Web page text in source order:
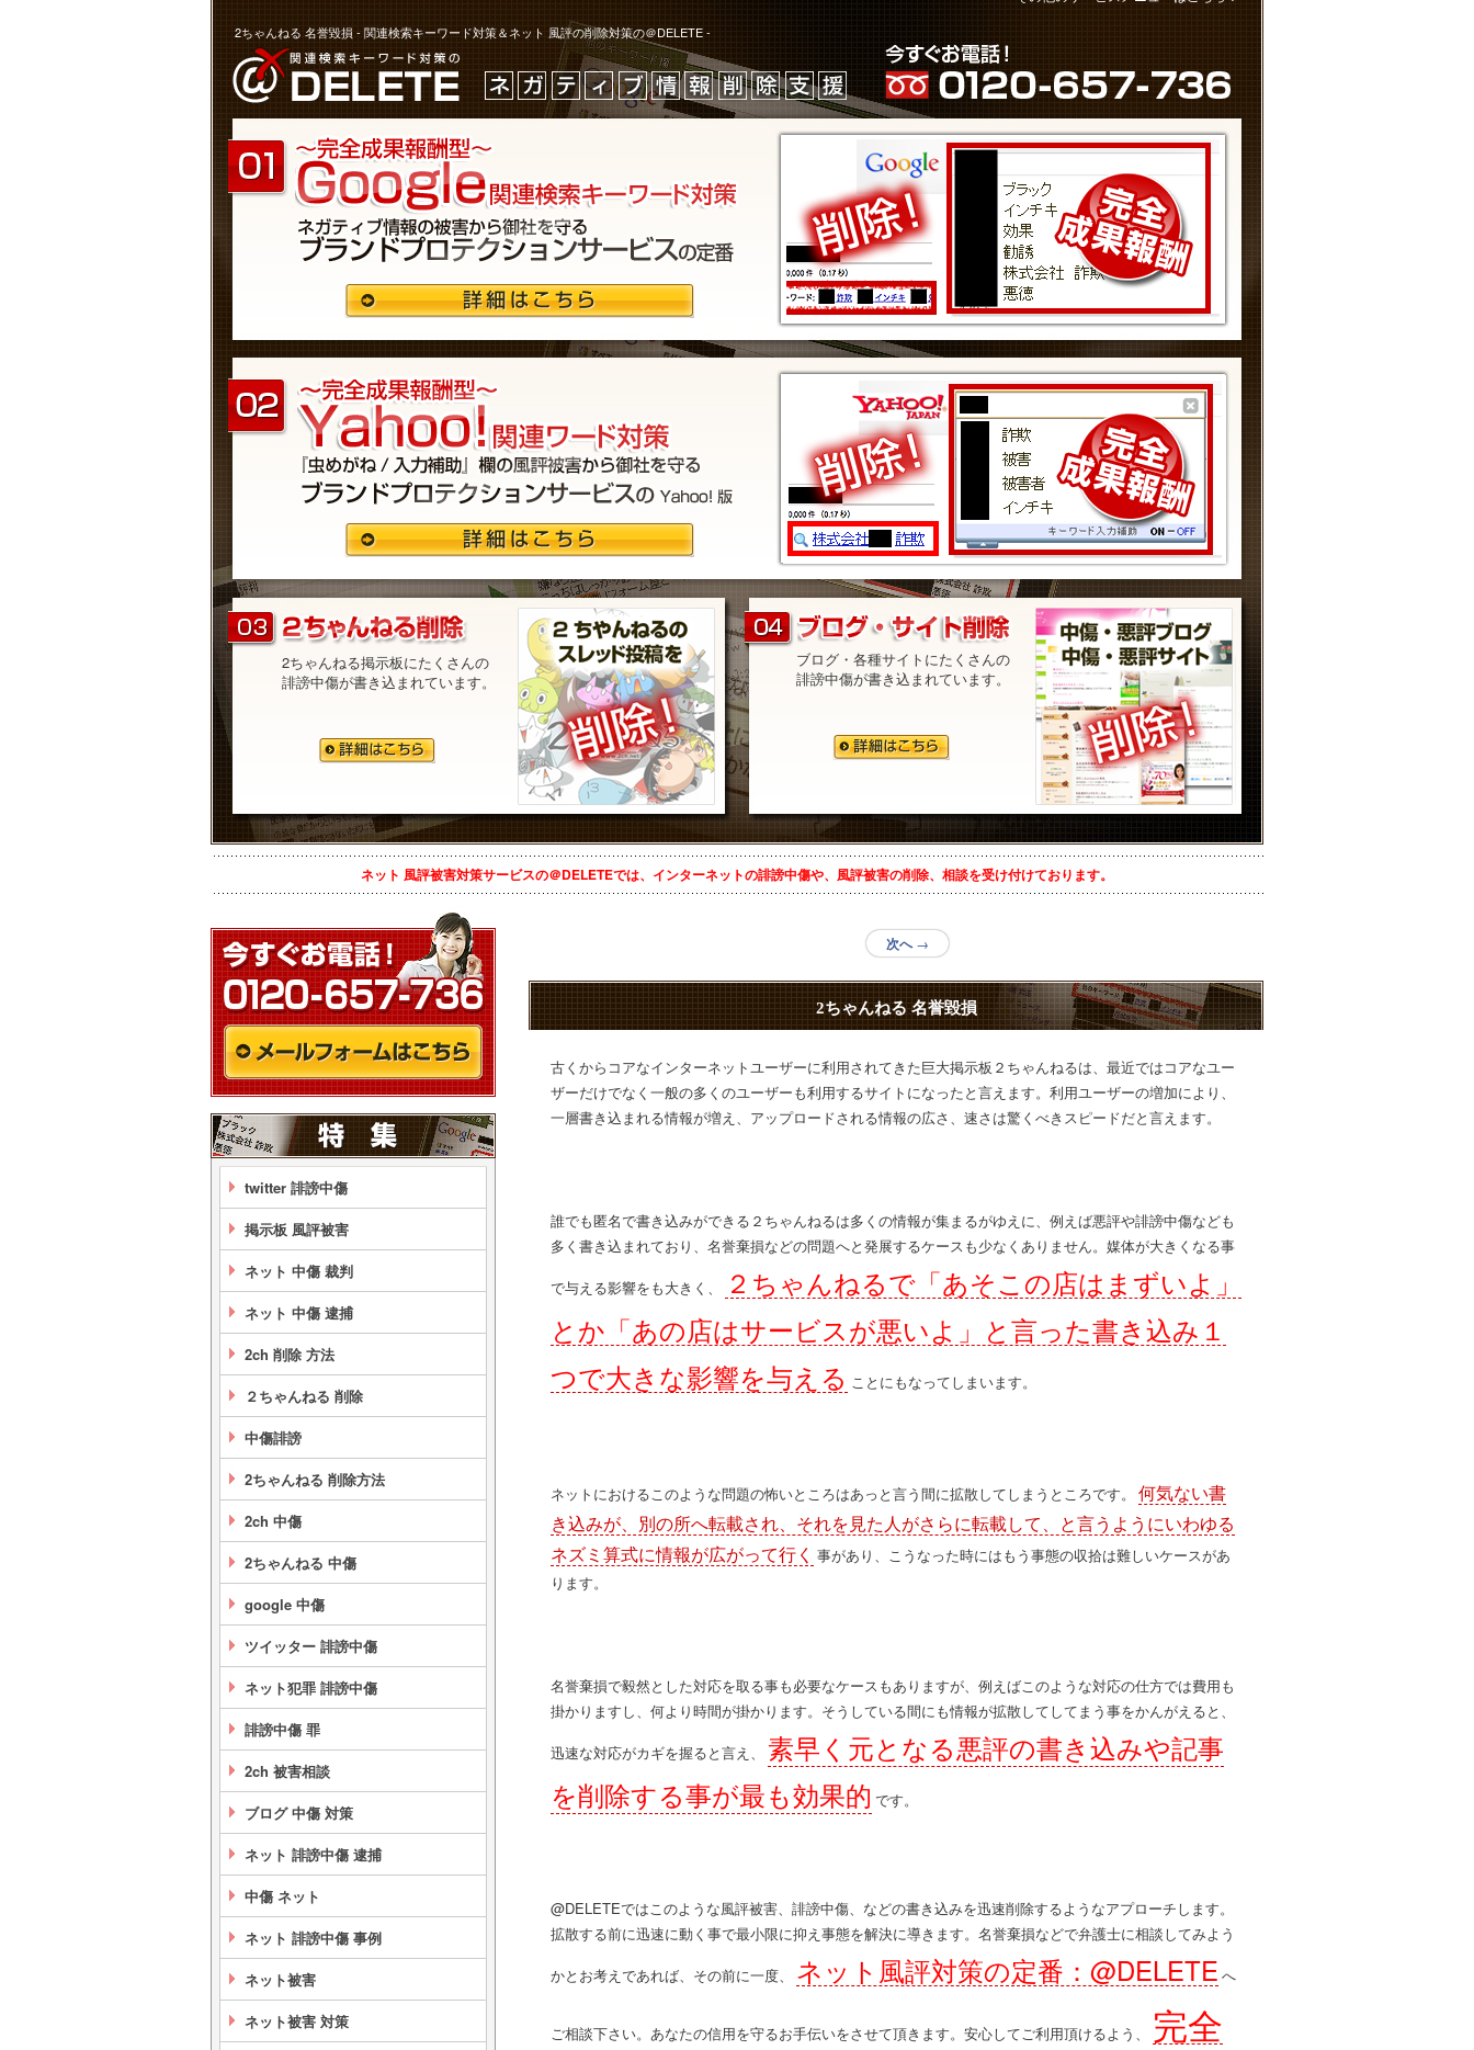
2ちゃんねる 名誉毀損 - 関連検索キーワード対策＆ネット 風評の削除対策の＠DELETE -
2ちゃんねる掲示板にたくさんの
誹謗中傷が書き込まれています。
ブログ・各種サイトにたくさんの
誹謗中傷が書き込まれています。
ネット 風評被害対策サービスの＠DELETEでは、インターネットの誹謗中傷や、風評被害の削除、相談を受け付けております。
次へ→
2ちゃんねる 名誉毀損
古くからコアなインターネットユーザーに利用されてきた巨大掲示板２ちゃんねるは、最近ではコアなユー
ザーだけでなく一般の多くのユーザーも利用するサイトになったと言えます。利用ユーザーの増加により、
一層書き込まれる情報が増え、アップロードされる情報の広さ、速さは驚くべきスピードだと言えます。
誰でも匿名で書き込みができる２ちゃんねるは多くの情報が集まるがゆえに、例えば悪評や誹謗中傷なども
多く書き込まれており、名誉棄損などの問題へと発展するケースも少なくありません。媒体が大きくなる事
で与える影響をも大きく、
２ちゃんねるで「あそこの店はまずいよ」
とか「あの店はサービスが悪いよ」と言った書き込み１
つで大きな影響を与える ことにもなってしまいます。
ネットにおけるこのような問題の怖いところはあっと言う間に拡散してしまうところです。
何気ない書
き込みが、別の所へ転載され、それを見た人がさらに転載して、と言うようにいわゆる
ネズミ算式に情報が広がって行く 事があり、こうなった時にはもう事態の収拾は難しいケースがあ
ります。
名誉棄損で毅然とした対応を取る事も必要なケースもありますが、例えばこのような対応の仕方では費用も
掛かりますし、何より時間が掛かります。そうしている間にも情報が拡散してしてまう事をかんがえると、
迅速な対応がカギを握ると言え、
素早く元となる悪評の書き込みや記事
を削除する事が最も効果的 です。
@DELETEではこのような風評被害、誹謗中傷、などの書き込みを迅速削除するようなアプローチします。
拡散する前に迅速に動く事で最小限に抑え事態を解決に導きます。名誉棄損などで弁護士に相談してみよう
かとお考えであれば、その前に一度、
ネット風評対策の定番：@DELETE へ
ご相談下さい。あなたの信用を守るお手伝いをさせて頂きます。安心してご利用頂けるよう、
完全
twitter 誹謗中傷
掲示板 風評被害
ネット 中傷 裁判
ネット 中傷 逮捕
2ch 削除 方法
２ちゃんねる 削除
中傷誹謗
2ちゃんねる 削除方法
2ch 中傷
2ちゃんねる 中傷
google 中傷
ツイッター 誹謗中傷
ネット犯罪 誹謗中傷
誹謗中傷 罪
2ch 被害相談
ブログ 中傷 対策
ネット 誹謗中傷 逮捕
中傷 ネット
ネット 誹謗中傷 事例
ネット被害
ネット被害 対策